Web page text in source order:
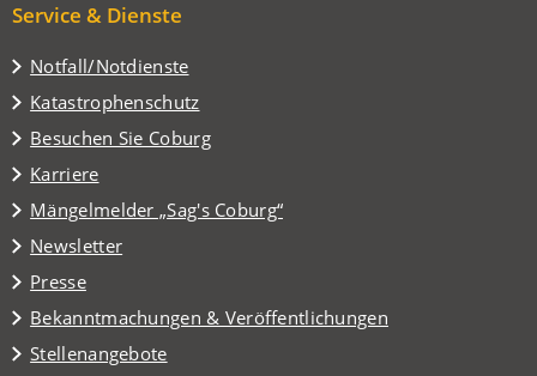
Service & Dienste
Notfall/Notdienste
Katastrophenschutz
Besuchen Sie Coburg
(Öffnet
in
einem
neuen
Tab)
Karriere
Mängelmelder „Sag's Coburg“
(Öffnet
in
einem
neuen
Tab)
Newsletter
Presse
Bekanntmachungen & Veröffentlichungen
Stellenangebote